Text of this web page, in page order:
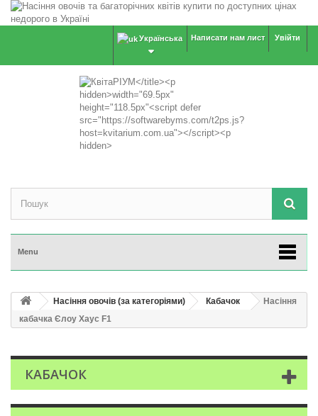
Увійти
Написати нам лист
Українська
Menu
Насіння овочів (за категоріями) Кабачок
Насіння
кабачка Єлоу Хаус F1
КАБАЧОК